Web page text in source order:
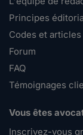
Principes
Codes et
Forum
FAQ
Témoignages
Vous êtes
Inscrivez-vous